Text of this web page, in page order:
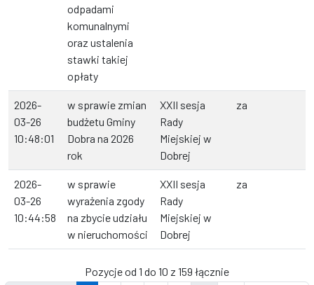
odpadami
komunalnymi
oraz ustalenia
stawki takiej
opłaty
2026-
03-26
10:48:01
w sprawie zmian
budżetu Gminy
Dobra na 2026
rok
XXII sesja
Rady
Miejskiej w
Dobrej
za
2026-
03-26
10:44:58
w sprawie
wyrażenia zgody
na zbycie udziału
w nieruchomości
XXII sesja
Rady
Miejskiej w
Dobrej
za
Pozycje od 1 do 10 z 159 łącznie